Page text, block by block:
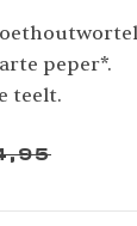
peper*.
teelt.